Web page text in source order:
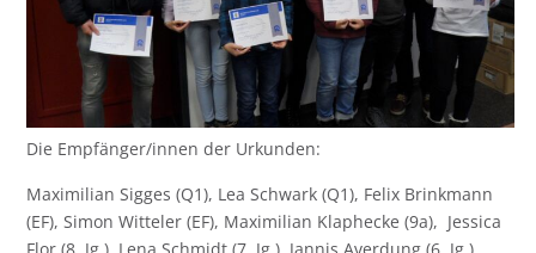
Die Empfänger/innen der Urkunden:
Maximilian Sigges (Q1), Lea Schwark (Q1), Felix Brinkmann
(EF), Simon Witteler (EF), Maximilian Klaphecke (9a), Jessica
Flor (8. Jg.), Lena Schmidt (7. Jg.), Jannis Averdung (6. Jg.),